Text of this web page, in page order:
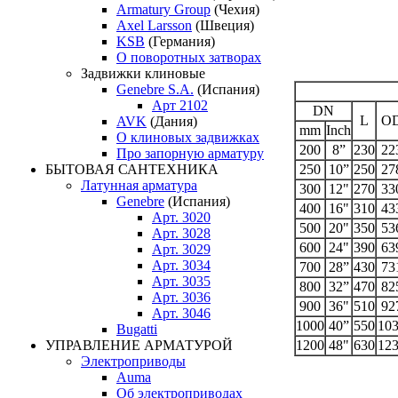
Armatury Group (Чехия)
Axel Larsson (Швеция)
KSB (Германия)
О поворотных затворах
Задвижки клиновые
Genebre S.A. (Испания)
Арт 2102
AVK (Дания)
О клиновых задвижках
Про запорную арматуру
БЫТОВАЯ САНТЕХНИКА
Латунная арматура
Genebre (Испания)
Арт. 3020
Арт. 3028
Арт. 3029
Арт. 3034
Арт. 3035
Арт. 3036
Арт. 3046
Bugatti
УПРАВЛЕНИЕ АРМАТУРОЙ
Электроприводы
Auma
Об электроприводах
DN
L
mm Inch
200
8” 230
250 10” 250
300 12" 270
400 16" 310
500 20" 350
600 24" 390
700 28” 430
800 32” 470
900 36" 510
1000 40” 550
1200 48" 630